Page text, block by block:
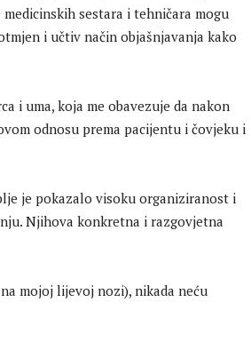
sestara i tehničara mogu
i učtiv način objašnjavanja kako
i uma, koja me obavezuje da nakon
odnosu prema pacijentu i čovjeku i
je pokazalo visoku organiziranost i
Njihova konkretna i razgovjetna
mojoj lijevoj nozi), nikada neću